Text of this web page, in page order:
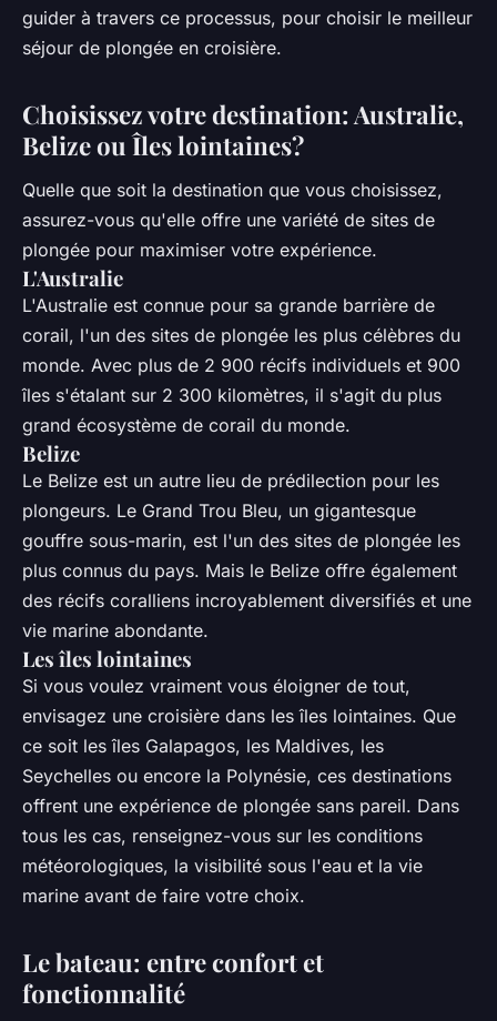
guider à travers ce processus, pour choisir le meilleur
séjour de plongée en croisière.
Choisissez votre destination: Australie,
Belize ou Îles lointaines?
Quelle que soit la destination que vous choisissez,
assurez-vous qu'elle offre une variété de sites de
plongée pour maximiser votre expérience.
L'Australie
L'Australie est connue pour sa grande barrière de
corail, l'un des sites de plongée les plus célèbres du
monde. Avec plus de 2 900 récifs individuels et 900
îles s'étalant sur 2 300 kilomètres, il s'agit du plus
grand écosystème de corail du monde.
Belize
Le Belize est un autre lieu de prédilection pour les
plongeurs. Le Grand Trou Bleu, un gigantesque
gouffre sous-marin, est l'un des sites de plongée les
plus connus du pays. Mais le Belize offre également
des récifs coralliens incroyablement diversifiés et une
vie marine abondante.
Les îles lointaines
Si vous voulez vraiment vous éloigner de tout,
envisagez une croisière dans les îles lointaines. Que
ce soit les îles Galapagos, les Maldives, les
Seychelles ou encore la Polynésie, ces destinations
offrent une expérience de plongée sans pareil. Dans
tous les cas, renseignez-vous sur les conditions
météorologiques, la visibilité sous l'eau et la vie
marine avant de faire votre choix.
Le bateau: entre confort et
fonctionnalité